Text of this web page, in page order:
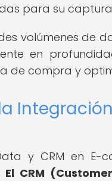
para su
volúmenes de
en
de compra y
Integración
y CRM en E-
El CRM